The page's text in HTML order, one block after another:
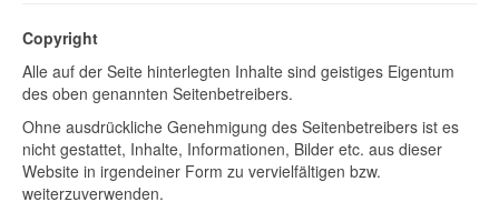
Copyright
Alle auf der Seite hinterlegten Inhalte sind geistiges Eigentum
des oben genannten Seitenbetreibers.
Ohne ausdrückliche Genehmigung des Seitenbetreibers ist es
nicht gestattet, Inhalte, Informationen, Bilder etc. aus dieser
Website in irgendeiner Form zu vervielfältigen bzw.
weiterzuverwenden.